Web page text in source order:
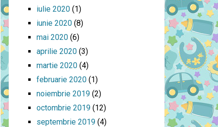
iulie 2020 (1)
iunie 2020 (8)
mai 2020 (6)
aprilie 2020 (3)
martie 2020 (4)
februarie 2020 (1)
noiembrie 2019 (2)
octombrie 2019 (12)
septembrie 2019 (4)